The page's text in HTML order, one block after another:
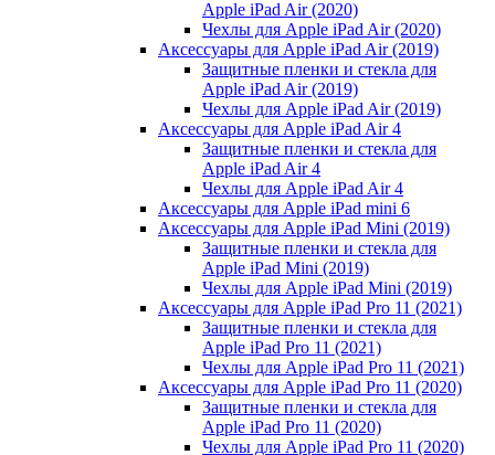
Apple iPad Air (2020)
Чехлы для Apple iPad Air (2020)
Аксессуары для Apple iPad Air (2019)
Защитные пленки и стекла для
Apple iPad Air (2019)
Чехлы для Apple iPad Air (2019)
Аксессуары для Apple iPad Air 4
Защитные пленки и стекла для
Apple iPad Air 4
Чехлы для Apple iPad Air 4
Аксессуары для Apple iPad mini 6
Аксессуары для Apple iPad Mini (2019)
Защитные пленки и стекла для
Apple iPad Mini (2019)
Чехлы для Apple iPad Mini (2019)
Аксессуары для Apple iPad Pro 11 (2021)
Защитные пленки и стекла для
Apple iPad Pro 11 (2021)
Чехлы для Apple iPad Pro 11 (2021)
Аксессуары для Apple iPad Pro 11 (2020)
Защитные пленки и стекла для
Apple iPad Pro 11 (2020)
Чехлы для Apple iPad Pro 11 (2020)